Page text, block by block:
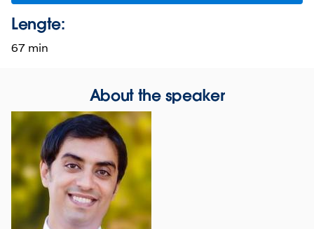
Lengte:
67 min
About the speaker